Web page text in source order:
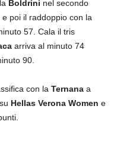
Boldrini nel secondo
poi il raddoppio con la
57. Cala il tris
arriva al minuto 74
90.
con la Ternana a
Hellas Verona Women e